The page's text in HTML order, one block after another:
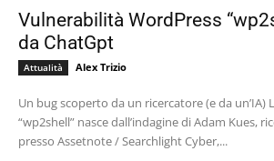
Vulnerabilità WordPress
da ChatGpt
Attualità Alex Trizio
Un bug scoperto da un ricercatore (e da un’IA) La vulnerabilità
“wp2shell” nasce dall’indagine di Adam Kues,
presso Assetnote / Searchlight Cyber,...